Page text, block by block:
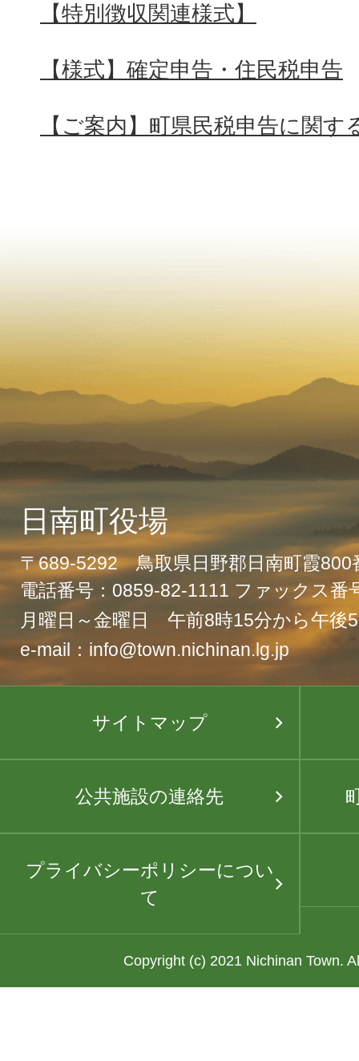
【特別徴収関連様式】
【様式】確定申告・住民税申告
【ご案内】町県民税申告に関す
日南町役場
〒689-5292 鳥取県日野郡日南町霞800
電話番号：0859-82-1111 ファックス番
月曜日～金曜日 午前8時15分から午後
e-mail：info@town.nichinan.lg.jp
サイトマップ
公共施設の連絡先
プライバシーポリシーについ
て
Copyright (c) 2021 Nichinan Town.